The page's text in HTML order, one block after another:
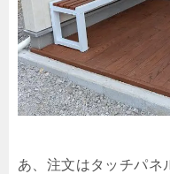
あ、注文はタッチパネ